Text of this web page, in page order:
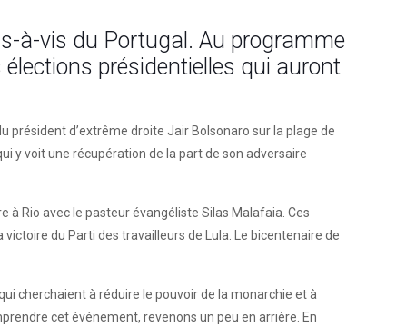
à-vis du Portugal. Au programme
présidentielles qui auront
président d’extrême droite Jair Bolsonaro sur la plage de
y voit une récupération de la part de son adversaire
à Rio avec le pasteur évangéliste Silas Malafaia. Ces
du Parti des travailleurs de Lula. Le bicentenaire de
cherchaient à réduire le pouvoir de la monarchie et à
cet événement, revenons un peu en arrière. En